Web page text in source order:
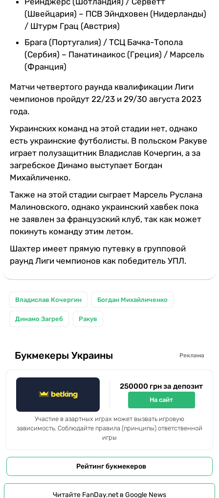
(Швейцария) – ПСВ Эйндховен (Нидерланды)
/ Штурм Грац (Австрия)
Брага (Португалия) / ТСЦ Бачка-Топола
(Сербия) – Панатинаикос (Греция) / Марсель
(Франция)
Матчи четвертого раунда квалификации Лиги
чемпионов пройдут 22/23 и 29/30 августа 2023
года.
Украинских команд на этой стадии нет, однако
есть украинские футболисты. В польском Ракуве
играет полузащитник Владислав Кочергин, а за
загребское Динамо выступает Богдан
Михайличенко.
Также на этой стадии сыграет Марсель Руслана
Малиновского, однако украинский хавбек пока
не заявлен за французский клуб, так как может
покинуть команду этим летом.
Шахтер имеет прямую путевку в групповой
раунд Лиги чемпионов как победитель УПЛ.
Владислав Кочергин Богдан Михайличенко
Динамо Загреб Ракув
Букмекеры Украины Реклама
250000 грн за депозит
На сайт
Участие в азартных играх может вызвать игровую
зависимость. Соблюдайте правила (принципы) ответственной
игры
Рейтинг букмекеров
Читайте FanDay.net в Google News